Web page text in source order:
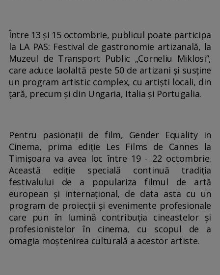
Între 13 și 15 octombrie, publicul poate participa
la LA PAS: Festival de gastronomie artizanală, la
Muzeul de Transport Public „Corneliu Miklosi”,
care aduce laolaltă peste 50 de artizani și susține
un program artistic complex, cu artiști locali, din
țară, precum și din Ungaria, Italia și Portugalia.
Pentru pasionații de film, Gender Equality in
Cinema, prima ediție Les Films de Cannes la
Timișoara va avea loc între 19 - 22 octombrie.
Această ediție specială continuă tradiția
festivalului de a populariza filmul de artă
european și internațional, de data asta cu un
program de proiecții și evenimente profesionale
care pun în lumină contribuția cineastelor și
profesionistelor în cinema, cu scopul de a
omagia moștenirea culturală a acestor artiste.